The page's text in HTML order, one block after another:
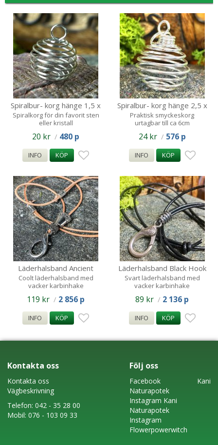
Spiralbur- korg hänge 1,5 x
1.5 - 3
Spiralkorg för din favorit sten
eller kristall
20 kr / 480 p
INFO KÖP
Spiralbur- korg hänge 2,5 x
3 - 6 cm
Praktisk smyckeskorg
urtagbar till ca 6cm
24 kr / 576 p
INFO KÖP
Läderhalsband Ancient
Hook
Coolt läderhalsband med
vacker karbinhake
119 kr / 2 856 p
INFO KÖP
Läderhalsband Black Hook
Svart läderhalsband med
vacker karbinhake
89 kr / 2 136 p
INFO KÖP
Kontakta oss
Kontakta oss
Vägbeskrivning
Telefon: 042 - 35 28 00
Mobil: 076 - 103 09 33
Följ oss
FacebookKani
Naturapotek
Instagram Kani
Naturapotek
Instagram
Flowerpowerwitch